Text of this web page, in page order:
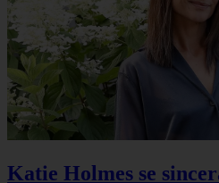
Katie Holmes se